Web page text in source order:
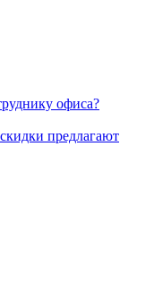
офиса?